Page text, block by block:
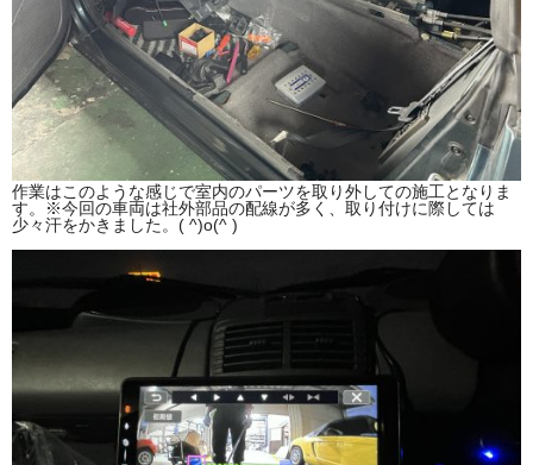
作業はこのような感じで室内のパーツを取り外しての施工となりま
す。※今回の車両は社外部品の配線が多く、取り付けに際しては
少々汗をかきました。( ^)o(^ )